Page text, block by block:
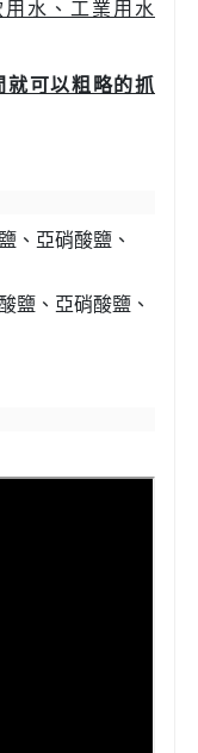
水、工業用水
就可以粗略的抓
、亞硝酸鹽、
鹽、亞硝酸鹽、